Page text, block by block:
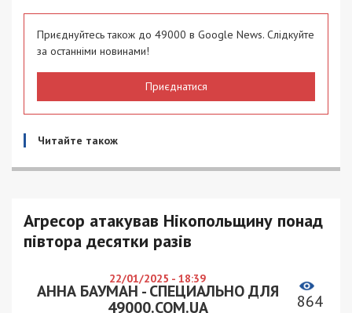
Приєднуйтесь також до 49000 в Google News. Слідкуйте
за останніми новинами!
Приєднатися
Читайте також
Агресор атакував Нікопольщину понад
півтора десятки разів
22/01/2025 - 18:39
АННА БАУМАН - СПЕЦИАЛЬНО ДЛЯ
49000.COM.UA
864